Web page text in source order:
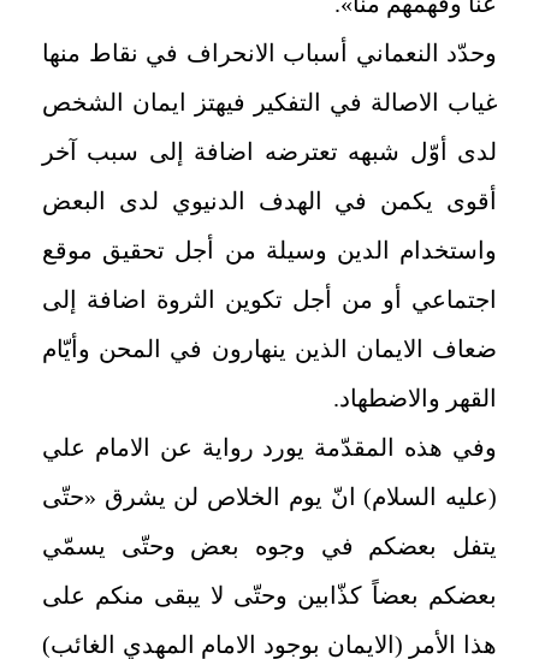
وحدّد النعماني أسباب الانحراف في نقاط منها
غياب الاصالة في التفكير فيهتز ايمان الشخص
لدى أوّل شبهه تعترضه اضافة إلى سبب آخر
أقوى يكمن في الهدف الدنيوي لدى البعض
واستخدام الدين وسيلة من أجل تحقيق موقع
اجتماعي أو من أجل تكوين الثروة اضافة إلى
ضعاف الايمان الذين ينهارون في المحن وأيّام
القهر والاضطهاد.
وفي هذه المقدّمة يورد رواية عن الامام علي
(عليه السلام) انّ يوم الخلاص لن يشرق «حتّى
يتفل بعضكم في وجوه بعض وحتّى يسمّي
بعضكم بعضاً كذّابين وحتّى لا يبقى منكم على
هذا الأمر (الايمان بوجود الامام المهدي الغائب)